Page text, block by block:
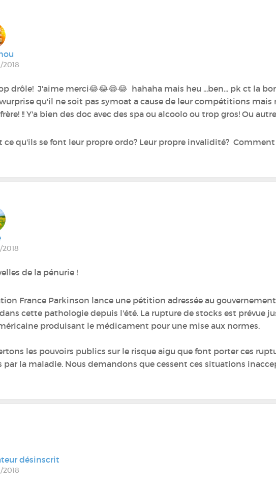
2018
drôle! J'aime merci😂😂😂😂 hahaha mais heu ...ben... pk ct la
qu'il ne soit pas symoat a cause de leur compétitions
!! Y'a bien des doc avec des spa ou alcoolo ou trop gros! Ou
ce qu'ils se font leur propre ordo? Leur propre invalidité?
2018
de la pénurie !
France Parkinson lance une pétition adressée au
cette pathologie depuis l'été. La rupture de stocks est prévue
produisant le médicament pour une mise aux normes.
les pouvoirs publics sur le risque aigu que font porter ces
par la maladie. Nous demandons que cessent ces situations
désinscrit
2018